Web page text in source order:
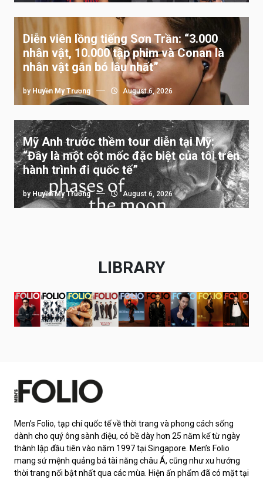
Diễn viên lồng tiếng Sơn Trần: “3.000
nhân vật, 10.000 tập phim và Conan là
nhân vật gắn bó lâu nhất”
by Huyền My Trương August 6, 2026
Mỹ Anh trước thềm tour diễn tại Mỹ:
“Đây là một cột mốc đặc biệt của tôi trên
hành trình đi quốc tế”
by Huyền My Trương August 6, 2026
LIBRARY
Men’s Folio, tạp chí quốc tế về thời trang và phong cách sống
dành cho quý ông sành điệu, có bề dày hơn 25 năm kể từ ngày
thành lập đầu tiên vào năm 1997 tại Singapore. Men’s Folio
mang sứ mệnh quảng bá tài năng châu Á, cũng như xu hướng
thời trang nổi bật nhất qua các mùa. Hiện ấn phẩm đã có mặt tại